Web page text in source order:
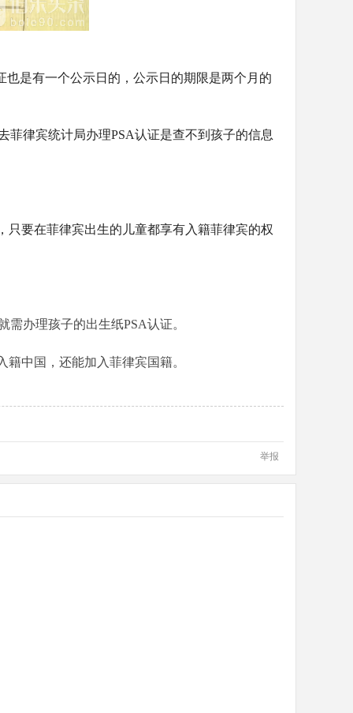
是有一个公示日的，公示日的期限是两个月的
律宾统计局办理PSA认证是查不到孩子的信息
只要在菲律宾出生的儿童都享有入籍菲律宾的权
办理孩子的出生纸PSA认证。
中国，还能加入菲律宾国籍。
举报